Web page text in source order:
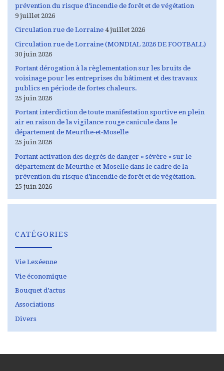
prévention du risque d’incendie de forêt et de végétation
9 juillet 2026
Circulation rue de Lorraine 4 juillet 2026
Circulation rue de Lorraine (MONDIAL 2026 DE FOOTBALL)
30 juin 2026
Portant dérogation à la règlementation sur les bruits de
voisinage pour les entreprises du bâtiment et des travaux
publics en période de fortes chaleurs.
25 juin 2026
Portant interdiction de toute manifestation sportive en plein
air en raison de la vigilance rouge canicule dans le
département de Meurthe-et-Moselle
25 juin 2026
Portant activation des degrés de danger « sévère » sur le
département de Meurthe-et-Moselle dans le cadre de la
prévention du risque d’incendie de forêt et de végétation.
25 juin 2026
CATÉGORIES
Vie Lexéenne
Vie économique
Bouquet d’actus
Associations
Divers